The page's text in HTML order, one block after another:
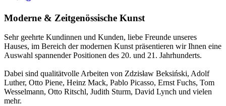
Moderne & Zeitgenössische Kunst
Sehr geehrte Kundinnen und Kunden, liebe Freunde unseres
Hauses, im Bereich der modernen Kunst präsentieren wir Ihnen eine
Auswahl spannender Positionen des 20. und 21. Jahrhunderts.
Dabei sind qualitätvolle Arbeiten von Zdzisław Beksiński, Adolf
Luther, Otto Piene, Heinz Mack, Pablo Picasso, Ernst Fuchs, Tom
Wesselmann, Otto Ritschl, Judith Sturm, David Lynch und vielen
mehr.